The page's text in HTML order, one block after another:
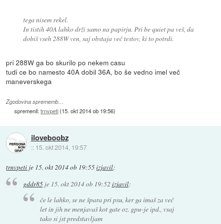
tega nisem rekel.
In tistih 40A lahko drži samo na papirju. Pri be quiet pa veš, da
dobiš vseh 288W ven, saj obstaja več testov, ki to potrdi.
pri 288W ga bo skurilo po nekem casu
tudi ce bo namesto 40A dobil 36A, bo še vedno imel več
maneverskega
Zgodovina sprememb…
spremenil:trnvpeti(15. okt 2014 ob 19:56)
iloveboobz
:: 15. okt 2014, 19:57
trnvpeti je 15. okt 2014 ob 19:55izjavil:
gddr85je 15. okt 2014 ob 19:52 izjavil:
če le lahko, se ne špara pri psu, ker ga imaš za več
let in jih ne menjavaš kot gate oz. gpu-je ipd., vsaj
tako si jst predstavljam